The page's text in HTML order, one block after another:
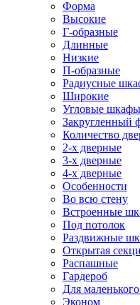
Форма
Высокие
Г-образные
Длинные
Низкие
П-образные
Радиусные
Широкие
Угловые
Закругленный
Количество
2-х дверные
3-х дверные
4-х дверные
Особенности
Во всю стену
Встроенные
Под потолок
Раздвижные
Открытая
Распашные
Гардероб
Для
Эконом